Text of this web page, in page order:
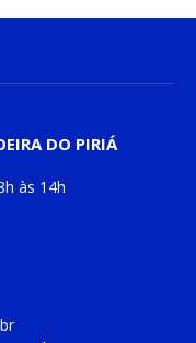
DO PIRIÁ
às 14h